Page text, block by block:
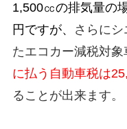
1,500㏄の排気量の
円ですが、
さらに
たエコカー減税対象
に払う自動車税は
ることが出来ます。